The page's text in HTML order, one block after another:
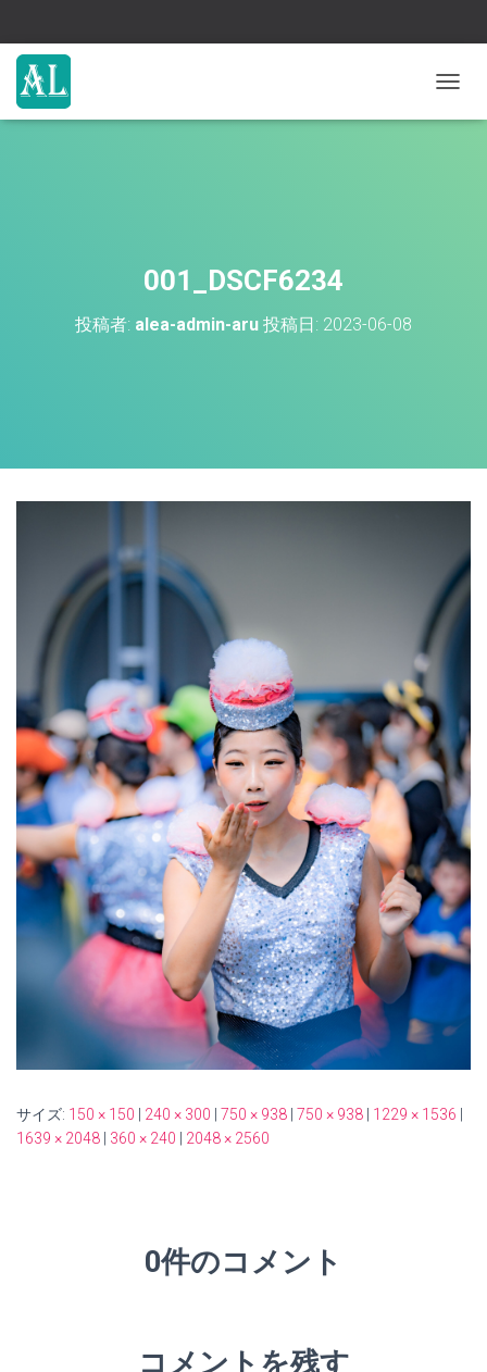
ビ
001_DSCF6234
投稿者: alea-admin-aru 投稿日: 2023-06-08
サイズ: 150 × 150 | 240 × 300 | 750 × 938 | 750 × 938 | 1229 × 1536 |
1639 × 2048 | 360 × 240 | 2048 × 2560
0件のコメント
コメントを残す